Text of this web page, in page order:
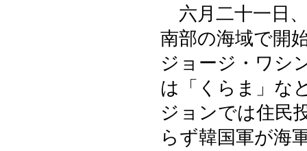
六月二十一日
南部の海域で開
ジョージ・ワシ
は「くらま」な
ジョンでは住民
らず韓国軍が海